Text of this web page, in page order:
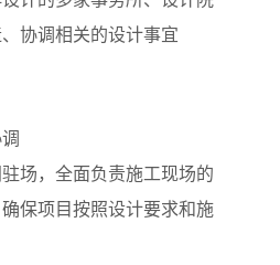
协调相关的设计事宜
场，全面负责施工现场的
保项目按照设计要求和施